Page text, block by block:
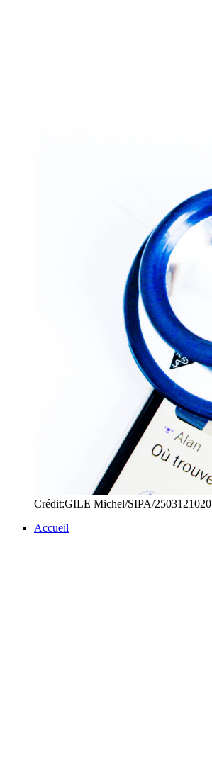
Crédit:GILE Michel/SIPA/2503121020
Accueil